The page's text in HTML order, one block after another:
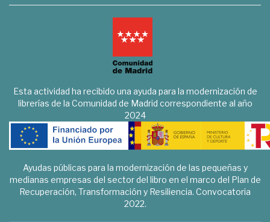
Esta actividad ha recibido una ayuda para la modernización de
librerías de la Comunidad de Madrid correspondiente al año
2024
Ayudas públicas para la modernización de las pequeñas y
medianas empresas del sector del libro en el marco del Plan de
Recuperación, Transformación y Resiliencia. Convocatoria
2022.